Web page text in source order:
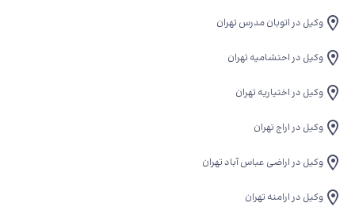
وکیل در اتوبان مدرس تهران
وکیل در احتشامیه تهران
وکیل در اختیاریه تهران
وکیل در اراج تهران
وکیل در اراضی عباس آباد تهران
وکیل در ارامنه تهران